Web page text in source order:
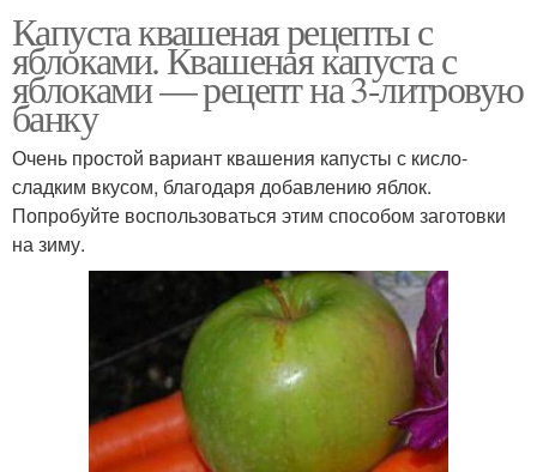
Капуста квашеная рецепты с
яблоками. Квашеная капуста с
яблоками — рецепт на 3-литровую
банку
Очень простой вариант квашения капусты с кисло-
сладким вкусом, благодаря добавлению яблок.
Попробуйте воспользоваться этим способом заготовки
на зиму.